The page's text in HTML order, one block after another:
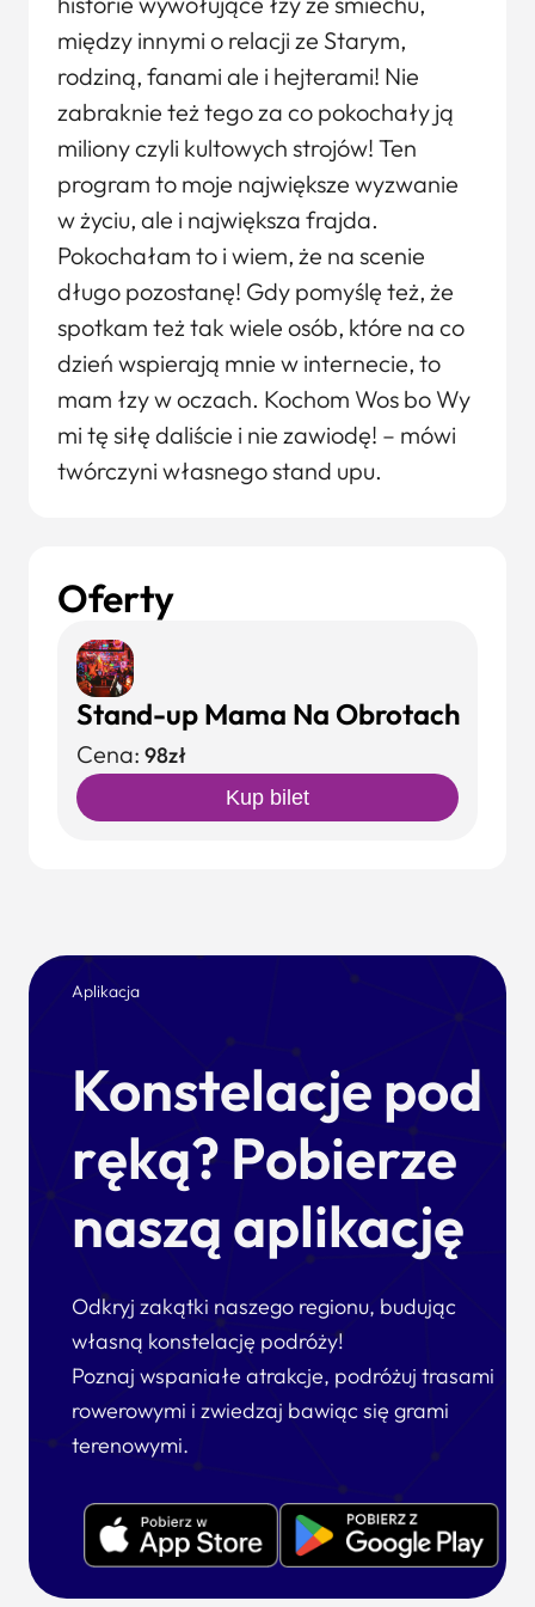
między innymi o relacji ze Starym,
rodziną, fanami ale i hejterami! Nie
zabraknie też tego za co pokochały ją
miliony czyli kultowych strojów! Ten
program to moje największe wyzwanie
w życiu, ale i największa frajda.
Pokochałam to i wiem, że na scenie
długo pozostanę! Gdy pomyślę też, że
spotkam też tak wiele osób, które na co
dzień wspierają mnie w internecie, to
mam łzy w oczach. Kochom Wos bo Wy
mi tę siłę daliście i nie zawiodę! – mówi
twórczyni własnego stand upu.
Oferty
Stand-up Mama Na Obrotach
Cena: 98zł
Kup bilet
Aplikacja
Konstelacje pod
ręką? Pobierze
naszą aplikację
Odkryj zakątki naszego regionu, budując
własną konstelację podróży!
Poznaj wspaniałe atrakcje, podróżuj trasami
rowerowymi i zwiedzaj bawiąc się grami
terenowymi.